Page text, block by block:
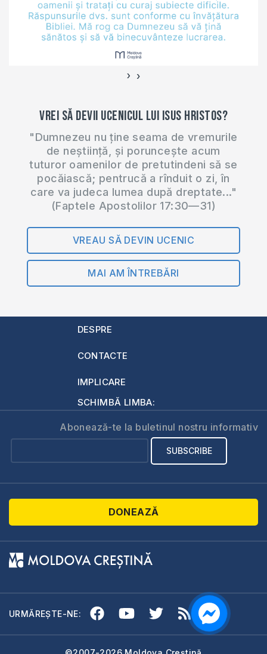
‹ ›
Vrei să devii ucenicul lui Isus Hristos?
"Dumnezeu nu ține seama de vremurile
de neștiință, și poruncește acum
tuturor oamenilor de pretutindeni să se
pocăiască; pentrucă a rînduit o zi, în
care va judeca lumea după dreptate..."
(Faptele Apostolilor 17:30—31)
VREAU SĂ DEVIN UCENIC
MAI AM ÎNTREBĂRI
DESPRE
CONTACTE
IMPLICARE
SCHIMBĂ LIMBA:
Abonează-te la buletinul nostru informativ
DONEAZĂ
URMĂREȘTE-NE: